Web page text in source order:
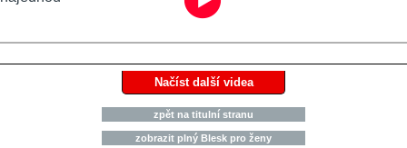
Načíst další videa
zpět na titulní stranu
zobrazit plný Blesk pro ženy